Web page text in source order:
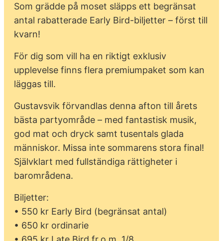
Som grädde på moset släpps ett begränsat
antal rabatterade Early Bird-biljetter – först till
kvarn!
För dig som vill ha en riktigt exklusiv
upplevelse finns flera premiumpaket som kan
läggas till.
Gustavsvik förvandlas denna afton till årets
bästa partyområde – med fantastisk musik,
god mat och dryck samt tusentals glada
människor. Missa inte sommarens stora final!
Självklart med fullständiga rättigheter i
barområdena.
Biljetter:
• 550 kr Early Bird (begränsat antal)
• 650 kr ordinarie